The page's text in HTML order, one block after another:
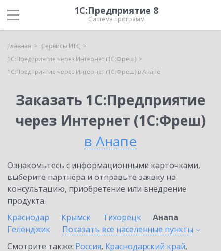
1С:Предприятие 8
Система программ
Главная
Сервисы ИТС
1С:Предприятие через Интернет (1С:Фреш)
1С:Предприятие через Интернет (1С:Фреш) в Анапе
Заказать 1С:Предприятие
через Интернет (1С:Фреш)
в Анапе
Ознакомьтесь с информационными карточками,
выберите партнёра и отправьте заявку на
консультацию, приобретение или внедрение
продукта.
Краснодар
Крымск Тихорецк
Анапа
Геленджик
Показать все населенные пункты
Смотрите также: Россия, Краснодарский край,